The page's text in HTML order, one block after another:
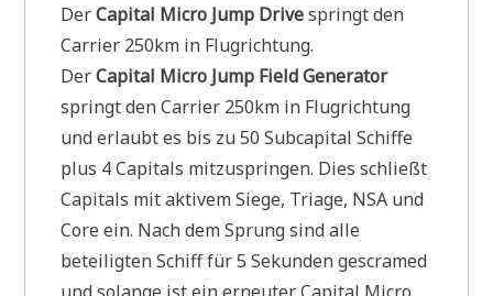
DerCapital Micro Jump Drivespringt den
Carrier 250km in Flugrichtung.
DerCapital Micro Jump Field Generator
springt den Carrier 250km in Flugrichtung
und erlaubt es bis zu 50 Subcapital Schiffe
plus 4 Capitals mitzuspringen. Dies schließt
Capitals mit aktivem Siege, Triage, NSA und
Core ein. Nach dem Sprung sind alle
beteiligten Schiff für 5 Sekunden gescramed